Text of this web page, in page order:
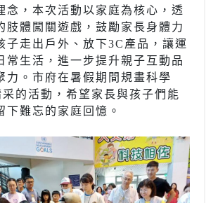
念，本次活動以家庭為核心，透
肢體闖關遊戲，鼓勵家長身體力
子走出戶外、放下3C產品，讓運
常生活，進一步提升親子互動品
力。市府在暑假期間規畫科學
的活動，希望家長與孩子們能
下難忘的家庭回憶。